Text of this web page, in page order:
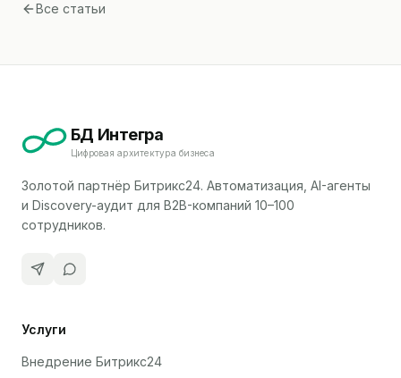
Все статьи
БД Интегра
Цифровая архитектура бизнеса
Золотой партнёр Битрикс24. Автоматизация, AI-агенты
и Discovery-аудит для B2B-компаний 10–100
сотрудников.
Услуги
Внедрение Битрикс24